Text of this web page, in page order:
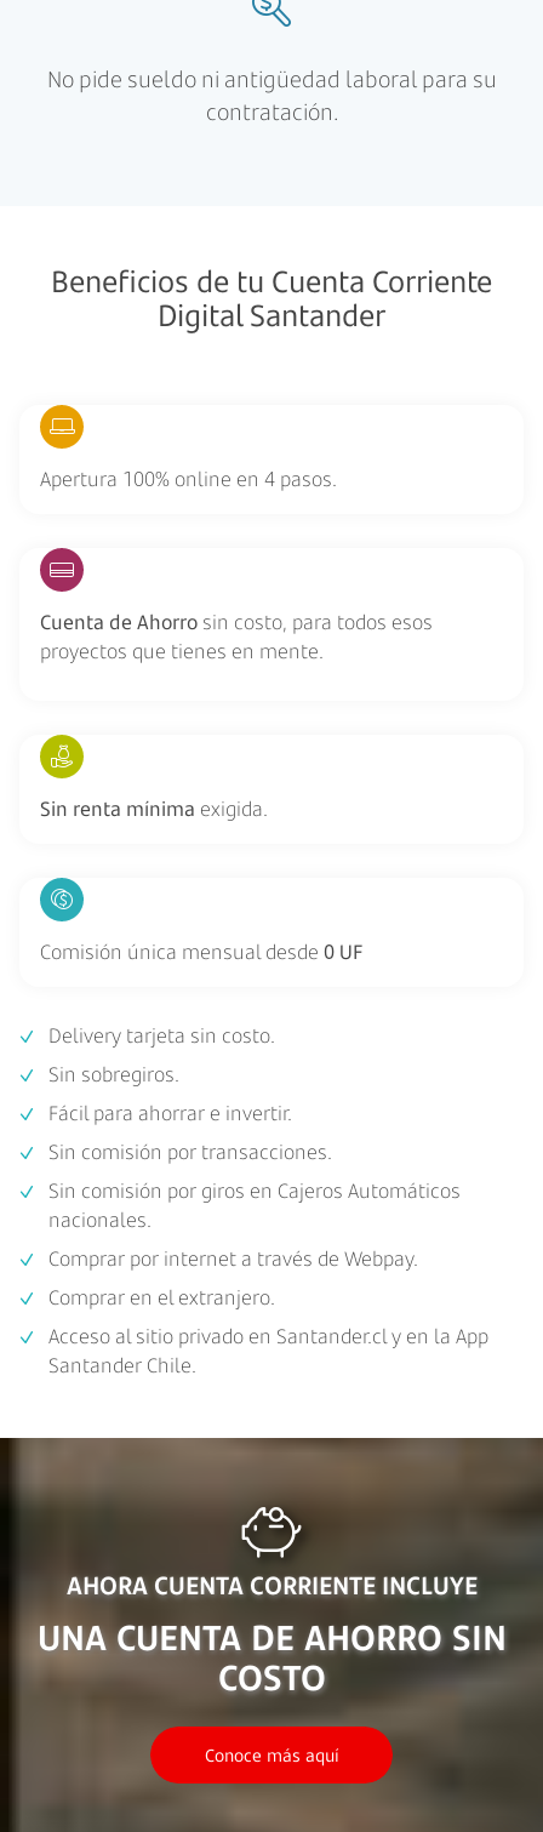
No pide sueldo ni antigüedad laboral para su
contratación.
Beneficios de tu Cuenta Corriente
Digital Santander
Apertura 100% online en 4 pasos.
Cuenta de Ahorro sin costo, para todos esos
proyectos que tienes en mente.
Sin renta mínima exigida.
Comisión única mensual desde 0 UF
Delivery tarjeta sin costo.
Sin sobregiros.
Fácil para ahorrar e invertir.
Sin comisión por transacciones.
Sin comisión por giros en Cajeros Automáticos
nacionales.
Comprar por internet a través de Webpay.
Comprar en el extranjero.
Acceso al sitio privado en Santander.cl y en la App
Santander Chile.
AHORA CUENTA CORRIENTE INCLUYE
UNA CUENTA DE AHORRO SIN
COSTO
Conoce más aquí